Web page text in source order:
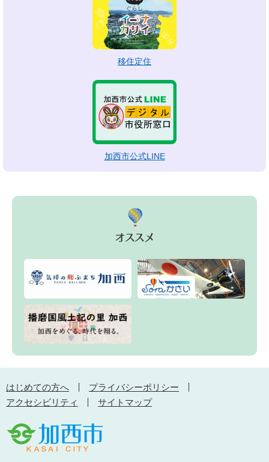
移住定住
加西市公式LINE
はじめての方へ
プライバシーポリシー
アクセシビリティ
サイトマップ